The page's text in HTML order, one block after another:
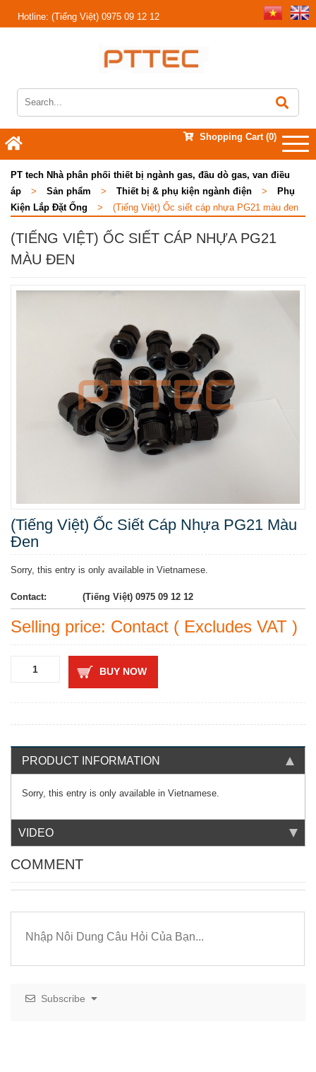
Hotline: (Tiếng Việt) 0975 09 12 12
Shopping Cart (0)
PT tech Nhà phân phối thiết bị ngành gas, đầu dò gas, van điều
áp
> Sản phẩm > Thiết bị & phụ kiện ngành điện >
Phụ
Kiện Lắp Đặt Ống
> (Tiếng Việt) Ốc siết cáp nhựa PG21 màu đen
(TIẾNG VIỆT) ỐC SIẾT CÁP NHỰA PG21
MÀU ĐEN
(Tiếng Việt) Ốc Siết Cáp Nhựa PG21 Màu
Đen
Sorry, this entry is only available in Vietnamese.
Contact: (Tiếng Việt) 0975 09 12 12
Selling price: Contact ( Excludes VAT )
BUY NOW
PRODUCT INFORMATION
Sorry, this entry is only available in Vietnamese
VIDEO
COMMENT
Subscribe